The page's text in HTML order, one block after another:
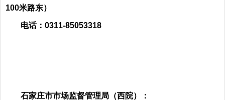
100米路东）
电话：0311-85053318
石家庄市市场监督管理局（西院）：